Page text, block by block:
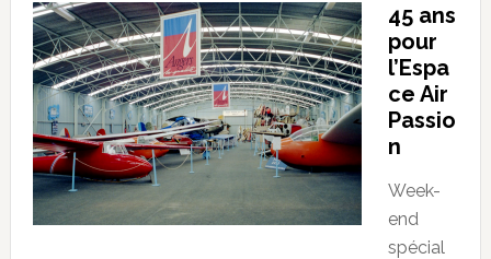
45 ans
pour
l’Espa
ce Air
Passio
n
Week-
end
spécial